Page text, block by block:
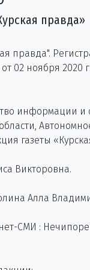
правда»
правда".
02 ноября 2020
информации и
газеты
Викторовна.
Алла
СМИ :